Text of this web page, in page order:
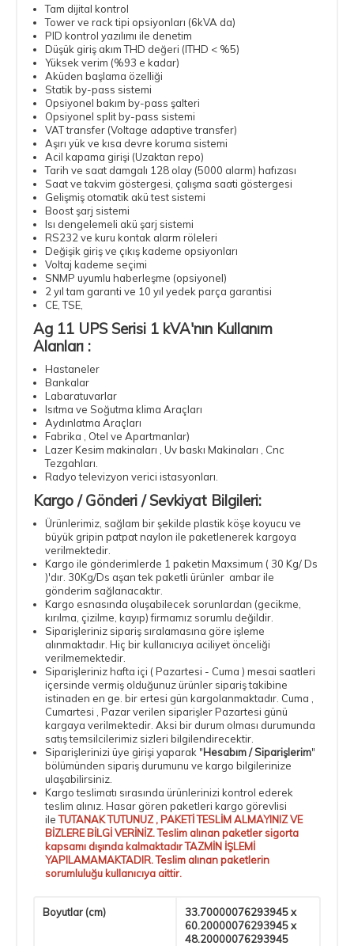
Tam dijital kontrol
Tower ve rack tipi opsiyonları (6kVA da)
PID kontrol yazılımı ile denetim
Düşük giriş akım THD değeri (ITHD < %5)
Yüksek verim (%93 e kadar)
Aküden başlama özelliği
Statik by-pass sistemi
Opsiyonel bakım by-pass şalteri
Opsiyonel split by-pass sistemi
VAT transfer (Voltage adaptive transfer)
Aşırı yük ve kısa devre koruma sistemi
Acil kapama girişi (Uzaktan repo)
Tarih ve saat damgalı 128 olay (5000 alarm) hafızası
Saat ve takvim göstergesi, çalışma saati göstergesi
Gelişmiş otomatik akü test sistemi
Boost şarj sistemi
Isı dengelemeli akü şarj sistemi
RS232 ve kuru kontak alarm röleleri
Değişik giriş ve çıkış kademe opsiyonları
Voltaj kademe seçimi
SNMP uyumlu haberleşme (opsiyonel)
2 yıl tam garanti ve 10 yıl yedek parça garantisi
CE, TSE,
Ag 11 UPS Serisi 1 kVA'nın Kullanım
Alanları :
Hastaneler
Bankalar
Labaratuvarlar
Isıtma ve Soğutma klima Araçları
Aydınlatma Araçları
Fabrika , Otel ve Apartmanlar)
Lazer Kesim makinaları , Uv baskı Makinaları , Cnc
Tezgahları.
Radyo televizyon verici istasyonları.
Kargo / Gönderi / Sevkiyat Bilgileri:
Ürünlerimiz, sağlam bir şekilde plastik köşe koyucu ve
büyük gripin patpat naylon ile paketlenerek kargoya
verilmektedir.
Kargo ile gönderimlerde 1 paketin Maxsimum ( 30 Kg/ Ds
)'dır. 30Kg/Ds aşan tek paketli ürünler ambar ile
gönderim sağlanacaktır.
Kargo esnasında oluşabilecek sorunlardan (gecikme,
kırılma, çizilme, kayıp) firmamız sorumlu değildir.
Siparişleriniz sipariş sıralamasına göre işleme
alınmaktadır. Hiç bir kullanıcıya aciliyet önceliği
verilmemektedir.
Siparişleriniz hafta içi ( Pazartesi - Cuma ) mesai saatleri
içersinde vermiş olduğunuz ürünler sipariş takibine
istinaden en ge. bir ertesi gün kargolanmaktadır. Cuma ,
Cumartesi , Pazar verilen siparişler Pazartesi günü
kargaya verilmektedir. Aksi bir durum olması durumunda
satış temsilcilerimiz sizleri bilgilendirecektir.
Siparişlerinizi üye girişi yaparak "Hesabım / Siparişlerim"
bölümünden sipariş durumunu ve kargo bilgilerinize
ulaşabilirsiniz.
Kargo teslimatı sırasında ürünlerinizi kontrol ederek
teslim alınız. Hasar gören paketleri kargo görevlisi
ileTUTANAK TUTUNUZ , PAKETİ TESLİM ALMAYINIZ VE
BİZLERE BİLGİ VERİNİZ. Teslim alınan paketler sigorta
kapsamı dışında kalmaktadır TAZMİN İŞLEMİ
YAPILAMAMAKTADIR. Teslim alınan paketlerin
sorumluluğu kullanıcıya aittir.
Boyutlar (cm)
33.70000076293945 x
60.20000076293945 x
48.20000076293945